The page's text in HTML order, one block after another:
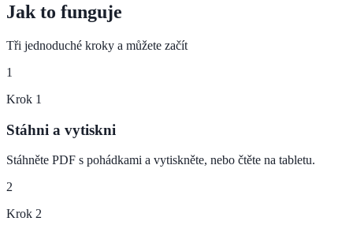
Jak to funguje
Tři jednoduché kroky a můžete začít
1
Krok 1
Stáhni a vytiskni
Stáhněte PDF s pohádkami a vytiskněte, nebo čtěte na tabletu.
2
Krok 2